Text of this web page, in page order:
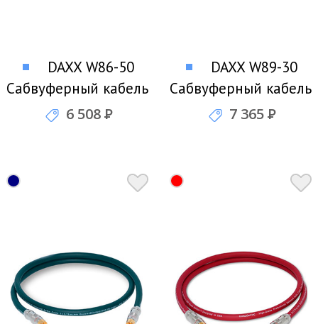
DAXX W86-50
Сабвуферный кабель
6 508Р
DAXX W89-30
Сабвуферный кабель
7 365Р